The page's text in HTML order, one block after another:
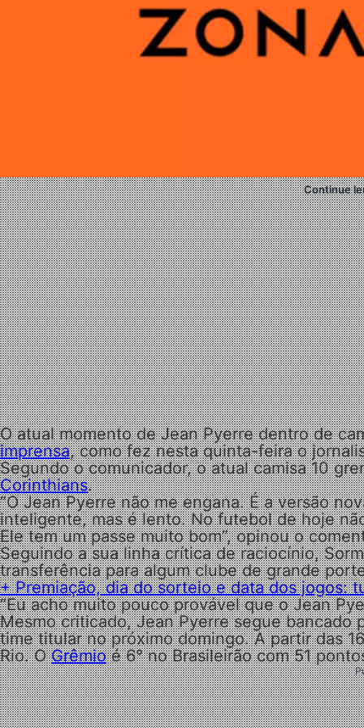
Continue
O atual momento de Jean Pyerre dentro de
imprensa, como fez nesta quinta-feira o
Segundo o comunicador, o atual camisa 10
Corinthians.
“O Jean Pyerre não me engana. É a versão
inteligente, mas é lento. No futebol de hoje
Ele tem um passe muito bom”, opinou o
Seguindo a sua linha crítica de raciocínio,
transferência para algum clube de grande
+ Premiação, dia do sorteio e data dos jogos:
“Eu acho muito pouco provável que o Jean
Mesmo criticado, Jean Pyerre segue
time titular no próximo domingo. A partir das
Rio. OGrêmioé 6° no Brasileirão com 51